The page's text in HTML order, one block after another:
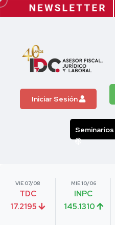
Iniciar Sesión
Seminarios
VIE 07/08
TDC
17.2195
MIE 10/06
INPC
145.1310